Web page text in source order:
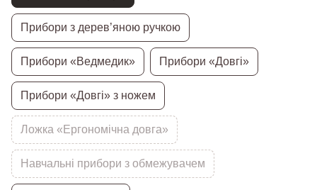
Прибори з дерев’яною ручкою
Прибори «Ведмедик» Прибори «Довгі»
Прибори «Довгі» з ножем
Ложка «Ергономічна довга»
Навчальні прибори з обмежувачем